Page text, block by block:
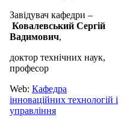
Завідувач кафедри –
Ковалевський Сергій
Вадимович,
доктор технічних наук,
професор
Web: Кафедра
інноваційних технологій і
управління